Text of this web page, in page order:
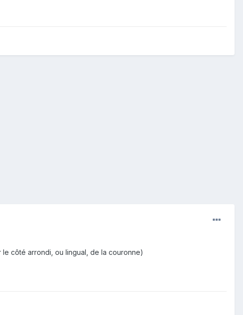
côté arrondi, ou lingual, de la couronne)